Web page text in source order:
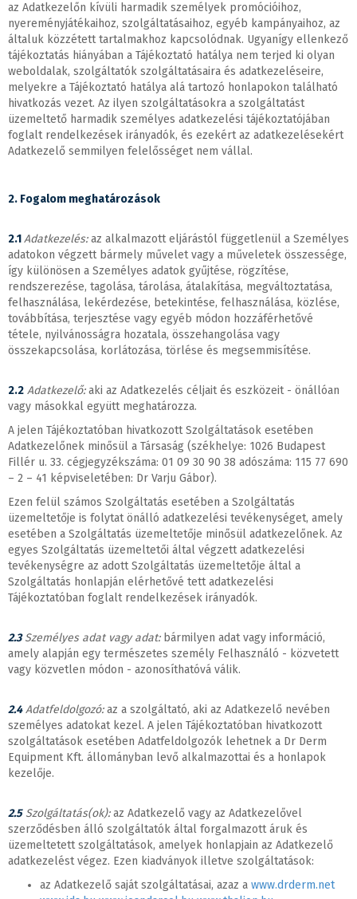
az Adatkezelőn kívüli harmadik személyek promócióihoz,
nyereményjátékaihoz, szolgáltatásaihoz, egyéb kampányaihoz, az
általuk közzétett tartalmakhoz kapcsolódnak. Ugyanígy ellenkező
tájékoztatás hiányában a Tájékoztató hatálya nem terjed ki olyan
weboldalak, szolgáltatók szolgáltatásaira és adatkezeléseire,
melyekre a Tájékoztató hatálya alá tartozó honlapokon található
hivatkozás vezet. Az ilyen szolgáltatásokra a szolgáltatást
üzemeltető harmadik személyes adatkezelési tájékoztatójában
foglalt rendelkezések irányadók, és ezekért az adatkezelésekért
Adatkezelő semmilyen felelősséget nem vállal.
2. Fogalom meghatározások
2.1Adatkezelés:az alkalmazott eljárástól függetlenül a Személyes
adatokon végzett bármely művelet vagy a műveletek összessége,
így különösen a Személyes adatok gyűjtése, rögzítése,
rendszerezése, tagolása, tárolása, átalakítása, megváltoztatása,
felhasználása, lekérdezése, betekintése, felhasználása, közlése,
továbbítása, terjesztése vagy egyéb módon hozzáférhetővé
tétele, nyilvánosságra hozatala, összehangolása vagy
összekapcsolása, korlátozása, törlése és megsemmisítése.
2.2 Adatkezelő:aki az Adatkezelés céljait és eszközeit - önállóan
vagy másokkal együtt meghatározza.
A jelen Tájékoztatóban hivatkozott Szolgáltatások esetében
Adatkezelőnek minősül a Társaság (székhelye: 1026 Budapest
Fillér u. 33. cégjegyzékszáma: 01 09 30 90 38 adószáma: 115 77 690
– 2 – 41 képviseletében: Dr Varju Gábor).
Ezen felül számos Szolgáltatás esetében a Szolgáltatás
üzemeltetője is folytat önálló adatkezelési tevékenységet, amely
esetében a Szolgáltatás üzemeltetője minősül adatkezelőnek. Az
egyes Szolgáltatás üzemeltetői által végzett adatkezelési
tevékenységre az adott Szolgáltatás üzemeltetője által a
Szolgáltatás honlapján elérhetővé tett adatkezelési
Tájékoztatóban foglalt rendelkezések irányadók.
2.3Személyes adat vagy adat: bármilyen adat vagy információ,
amely alapján egy természetes személy Felhasználó - közvetett
vagy közvetlen módon - azonosíthatóvá válik.
2.4Adatfeldolgozó:az a szolgáltató, aki az Adatkezelő nevében
személyes adatokat kezel. A jelen Tájékoztatóban hivatkozott
szolgáltatások esetében Adatfeldolgozók lehetnek a Dr Derm
Equipment Kft. állományban levő alkalmazottai és a honlapok
kezelője.
2.5Szolgáltatás(ok):az Adatkezelő vagy az Adatkezelővel
szerződésben álló szolgáltatók által forgalmazott áruk és
üzemeltetett szolgáltatások, amelyek honlapjain az Adatkezelő
adatkezelést végez. Ezen kiadványok illetve szolgáltatások:
az Adatkezelő saját szolgáltatásai, azaz a www.drderm.net